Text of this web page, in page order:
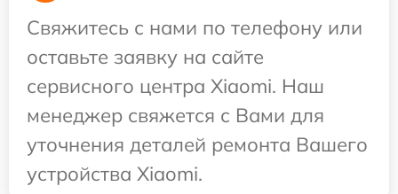
Свяжитесь с нами по телефону или
оставьте заявку на сайте
сервисного центра Xiaomi. Наш
менеджер свяжется с Вами для
уточнения деталей ремонта Вашего
устройства Xiaomi.